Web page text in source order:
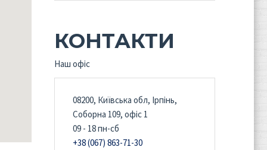
КОНТАКТИ
Наш офіс
08200, Київська обл, Ірпінь,
Соборна 109, офіс 1
09 - 18 пн-сб
+38 (067) 863-71-30